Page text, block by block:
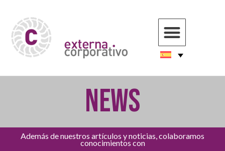
NEWS
Además de nuestros artículos y noticias, colaboramos
conocimientos con